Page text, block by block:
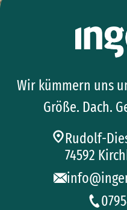
Wir kümmern uns
Größe. Dach.
Rudolf-
74592